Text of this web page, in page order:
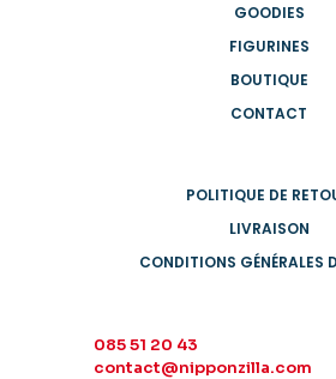
GOODIES
FIGURINES
BOUTIQUE
CONTACT
POLITIQUE DE
LIVRAISON
CONDITIONS GÉNÉRALES
085 51 20 43
contact@nipponzilla.com